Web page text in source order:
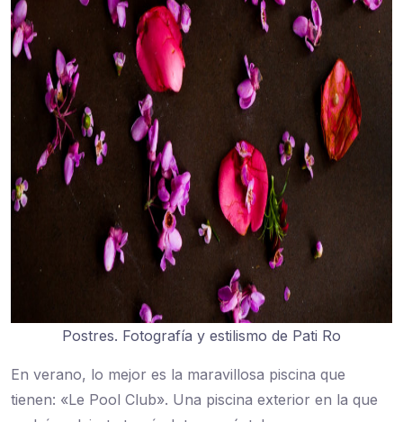
Postres. Fotografía y estilismo de Pati Ro
En verano, lo mejor es la maravillosa piscina que
tienen: «Le Pool Club». Una piscina exterior en la que